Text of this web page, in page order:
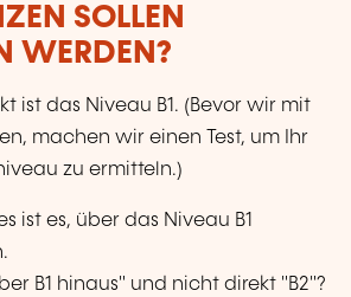
SOLLEN
WERDEN?
ist das Niveau B1. (Bevor wir mit
machen wir einen Test, um Ihr
zu ermitteln.)
ist es, über das Niveau B1
B1 hinaus" und nicht direkt "B2"?